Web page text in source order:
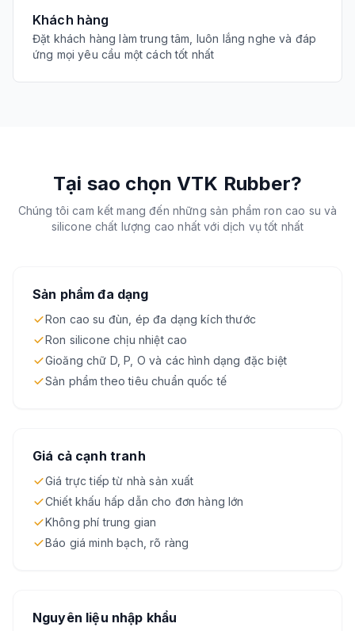
Khách hàng
Đặt khách hàng làm trung tâm, luôn lắng nghe và đáp
ứng mọi yêu cầu một cách tốt nhất
Tại sao chọn VTK Rubber?
Chúng tôi cam kết mang đến những sản phẩm ron cao su và
silicone chất lượng cao nhất với dịch vụ tốt nhất
Sản phẩm đa dạng
Ron cao su đùn, ép đa dạng kích thước
Ron silicone chịu nhiệt cao
Gioăng chữ D, P, O và các hình dạng đặc biệt
Sản phẩm theo tiêu chuẩn quốc tế
Giá cả cạnh tranh
Giá trực tiếp từ nhà sản xuất
Chiết khấu hấp dẫn cho đơn hàng lớn
Không phí trung gian
Báo giá minh bạch, rõ ràng
Nguyên liệu nhập khẩu